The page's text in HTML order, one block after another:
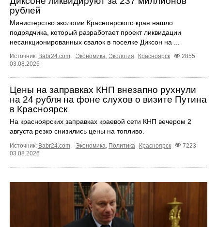
рублей
Министерство экологии Красноярского края нашло
подрядчика, который разработает проект ликвидации
несанкционированных свалок в поселке Диксон на ...
Источник: Babr24.com. Экономика, Экология Красноярск
2855
03.08.2026
Цены на заправках КНП внезапно рухнули
на 24 рубля на фоне слухов о визите Путина
в Красноярск
На красноярских заправках краевой сети КНП вечером 2
августа резко снизились цены на топливо.
Источник: Babr24.com Экономика Политика Красноярск
7223
03.08.2026